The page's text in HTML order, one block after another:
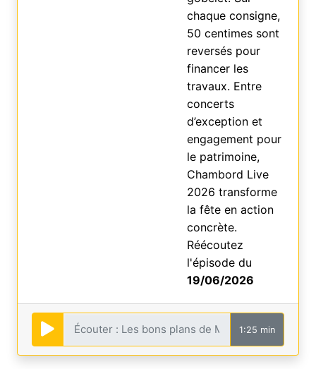
chaque consigne,
50 centimes sont
reversés pour
financer les
travaux. Entre
concerts
d’exception et
engagement pour
le patrimoine,
Chambord Live
2026 transforme
la fête en action
concrète.
Réécoutez
l'épisode du
19/06/2026
1:25 min